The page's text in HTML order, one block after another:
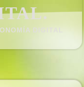
DIGITAL